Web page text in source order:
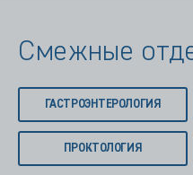
Смежные
ГАСТРОЭНТЕРОЛОГИЯ
ПРОКТОЛОГИЯ